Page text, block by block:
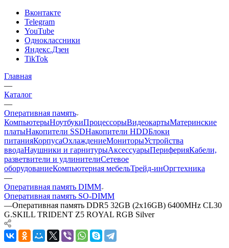
Вконтакте
Telegram
YouTube
Одноклассники
Яндекс.Дзен
TikTok
Главная
—
Каталог
—
Оперативная память
КомпьютерыНоутбукиПроцессорыВидеокартыМатеринские
платыНакопители SSDНакопители HDDБлоки
питанияКорпусаОхлаждениеМониторыУстройства
вводаНаушники и гарнитурыАксессуарыПериферияКабели,
разветвители и удлинителиСетевое
оборудованиеКомпьютерная мебельТрейд-инОргтехника
—
Оперативная память DIMM
Оперативная память SO-DIMM
—Оперативная память DDR5 32GB (2x16GB) 6400MHz CL30
G.SKILL TRIDENT Z5 ROYAL RGB Silver